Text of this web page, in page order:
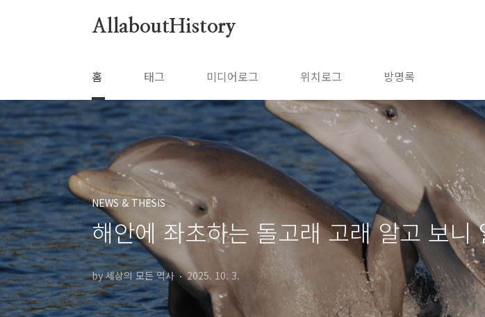
AllaboutHistory
홈 태그 미디어로그 위치로그 방명록
NEWS & THESIS
해안에 좌초하는 돌고래 고래 알고 보니
by 세상의 모든 역사 2025. 10. 3.